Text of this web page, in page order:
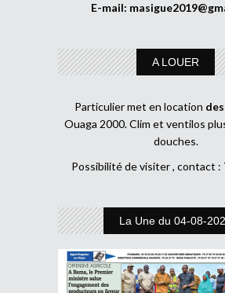
E-mail:
A LOUER
Particulier met en location
Ouaga 2000. Clim et ventilos
douches.
Possibilité de visiter , contact :
La Une du 04-08-